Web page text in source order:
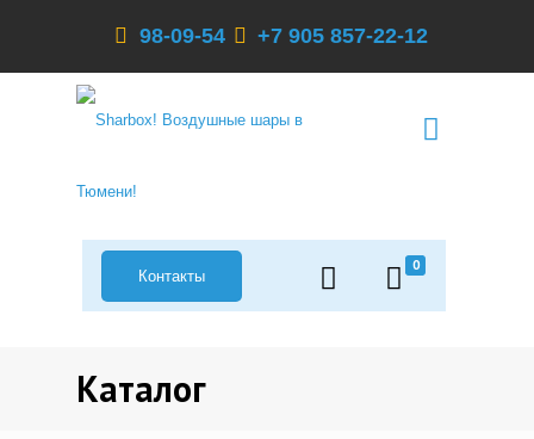
98-09-54 +7 905 857-22-12
0
Контакты
Каталог